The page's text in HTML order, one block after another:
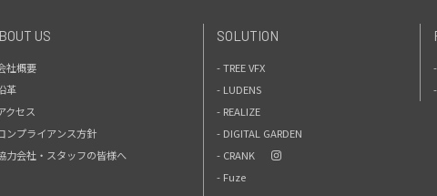
US
社概要
革
クセス
ンプライアンス方針
力会社・スタッフの皆様へ
SOLUTION
- TREE VFX
- LUDENS
- REALIZE
- DIGITAL GARDEN
- CRANK
- Fuze